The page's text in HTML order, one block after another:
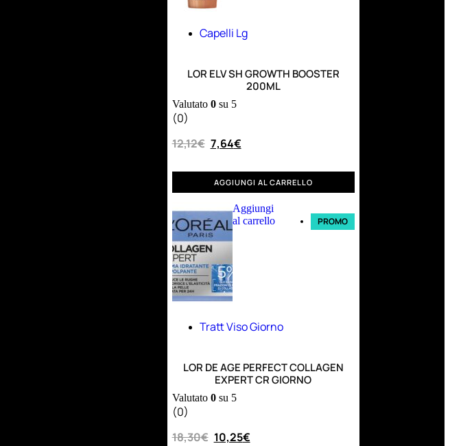
Capelli Lg
LOR ELV SH GROWTH BOOSTER
200ML
Valutato 0su 5
(0)
12,12€ 7,64€
AGGIUNGI AL CARRELLO
Aggiungi
al carrello
PROMO
Tratt Viso Giorno
LOR DE AGE PERFECT COLLAGEN
EXPERT CR GIORNO
Valutato 0su 5
(0)
18,30€ 10,25€